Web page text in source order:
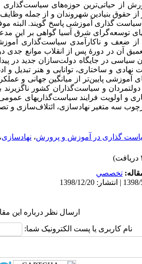
از حیاتی‌­ترین حوزه­‌های سیاست­‌گذاری
از حقوق بنیادین شهروندان و از جمله
گذاری آموزشی پاسخ ­گویند. البته
توسعه­‌گرای شرق آسیا گواهی بر این
از ضعف و ناکارآمدی سیاست­‌گذاری
تعمیق آن در دورۀ پس از انقلاب موانع
سیاسی در جایگاه دولت‌­سازان جدید در
و ساختاری، توانایی و هنر تبدیل و
آموزشی پایین­‌تر از میانگین جهانی و
دولتمردان و سیاست­‌گذاران کشور
و اولویت فرایند سیاست‌­گذاریهای
سه متغیر نهادسازی، ائتلاف‌­سازی
گذاری در آموزش و پرورش، نهادسازی،
تخصصي
ارسال نظر درباره این
نام کاربری یا پست الکترونیک شما: